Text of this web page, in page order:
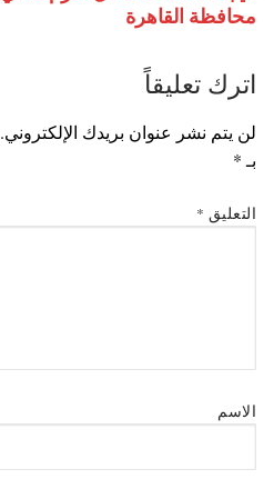
محافظة القاهرة
اترك تعليقاً
لن يتم نشر عنوان بريدك الإلكتروني.
بـ *
التعليق *
الاسم